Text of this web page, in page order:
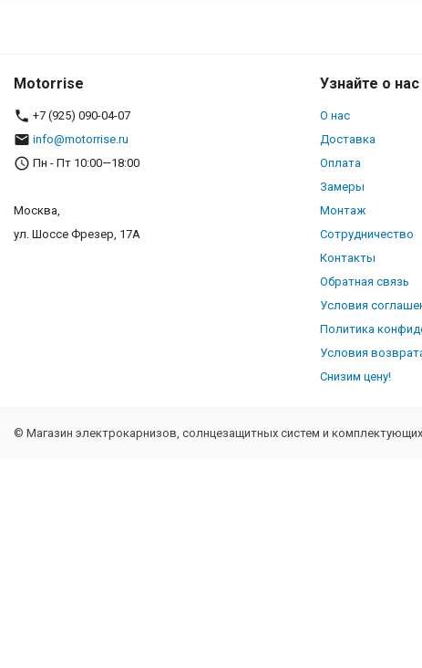
Motorrise
+7 (925) 090-04-07
info@motorrise.ru
Пн - Пт 10:00—18:00
Москва,
ул. Шоссе Фрезер, 17А
Узнайте о нас
О нас
Доставка
Оплата
Замеры
Монтаж
Сотрудничество
Контакты
Обратная связь
Условия
Политика
Условия
Снизим цену!
© Магазин электрокарнизов, солнцезащитных систем и